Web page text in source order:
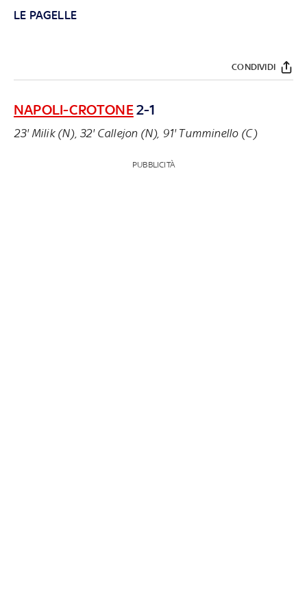
LE PAGELLE
CONDIVIDI
NAPOLI-CROTONE2-1
23' Milik (N), 32' Callejon (N), 91' Tumminello (C)
PUBBLICITÀ